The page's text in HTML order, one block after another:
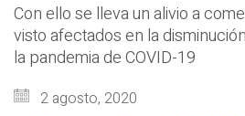
Con ello se lleva un alivio a
visto afectados en la
la pandemia de COVID-19
2 agosto, 2020